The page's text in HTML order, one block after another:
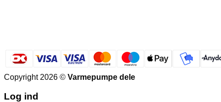
Copyright 2026 © Varmepumpe dele
Log ind